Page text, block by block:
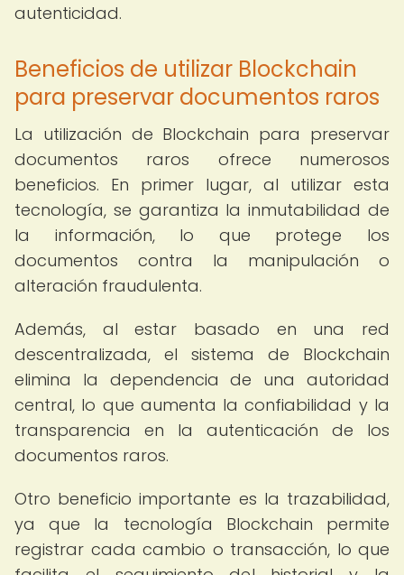
autenticidad.
Beneficios de utilizar Blockchain
para preservar documentos raros
La utilización de Blockchain para preservar
documentos raros ofrece numerosos
beneficios. En primer lugar, al utilizar esta
tecnología, se garantiza la inmutabilidad de
la información, lo que protege los
documentos contra la manipulación o
alteración fraudulenta.
Además, al estar basado en una red
descentralizada, el sistema de Blockchain
elimina la dependencia de una autoridad
central, lo que aumenta la confiabilidad y la
transparencia en la autenticación de los
documentos raros.
Otro beneficio importante es la trazabilidad,
ya que la tecnología Blockchain permite
registrar cada cambio o transacción, lo que